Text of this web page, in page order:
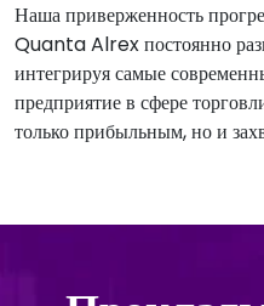
Наша приверженность
Quanta Alrex постоянно
интегрируя самые
предприятие в сфере
только прибыльным, но и